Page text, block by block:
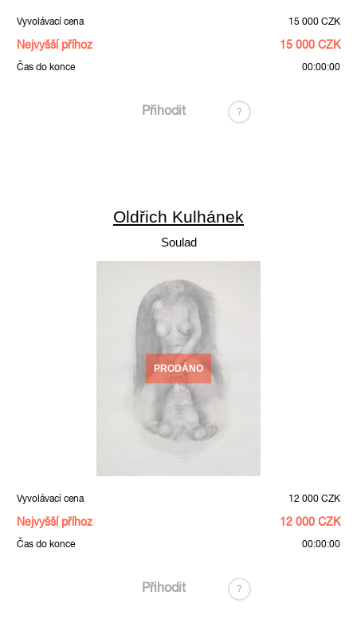
Vyvolávací cena 15 000 CZK
Nejvyšší příhoz 15 000 CZK
Čas do konce 00:00:00
Přihodit ?
Oldřich Kulhánek
Soulad
PRODÁNO
Vyvolávací cena 12 000 CZK
Nejvyšší příhoz 12 000 CZK
Čas do konce 00:00:00
Přihodit ?